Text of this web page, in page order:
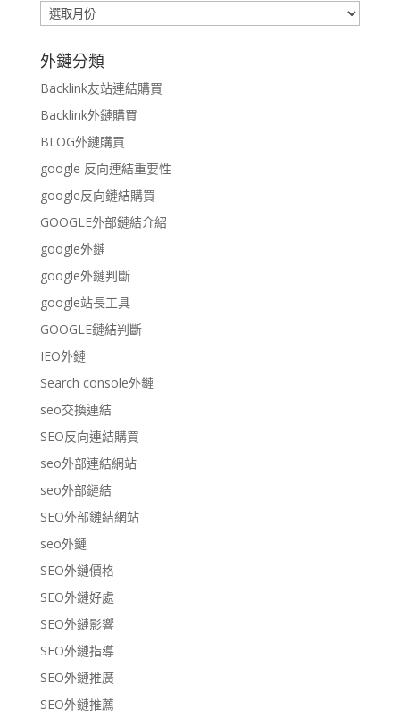
外
鏈
TAG
文
字
外鏈分類
Backlink友站連結購買
Backlink外鏈購買
BLOG外鏈購買
google 反向連結重要性
google反向鏈結購買
GOOGLE外部鏈結介紹
google外鏈
google外鏈判斷
google站長工具
GOOGLE鏈結判斷
IEO外鏈
Search console外鏈
seo交換連結
SEO反向連結購買
seo外部連結網站
seo外部鏈結
SEO外部鏈結網站
seo外鏈
SEO外鏈價格
SEO外鏈好處
SEO外鏈影響
SEO外鏈指導
SEO外鏈推廣
SEO外鏈推薦